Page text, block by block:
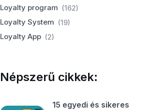
Loyalty program (162)
Loyalty System (19)
Loyalty App (2)
Népszerű cikkek:
15 egyedi és sikeres